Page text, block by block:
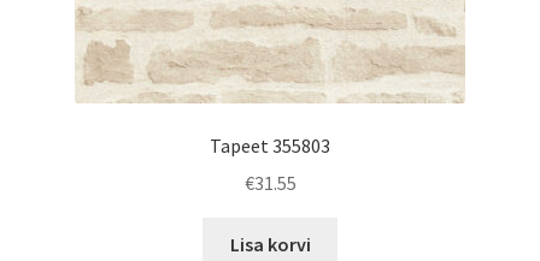
Tapeet 355803
€31.55
Lisa korvi